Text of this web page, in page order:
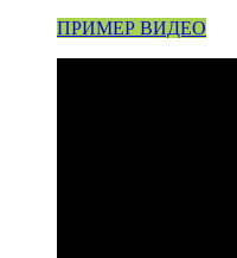
ПРИМЕР ВИДЕО